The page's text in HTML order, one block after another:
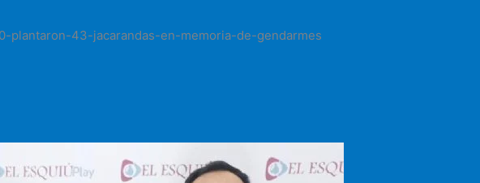
43-jacarandas-en-memoria-de-gendarmes